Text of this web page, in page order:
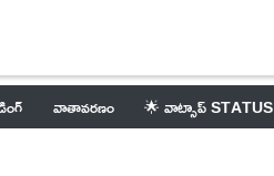
వాతావరణం 🌟 వాట్సాప్ STATUS